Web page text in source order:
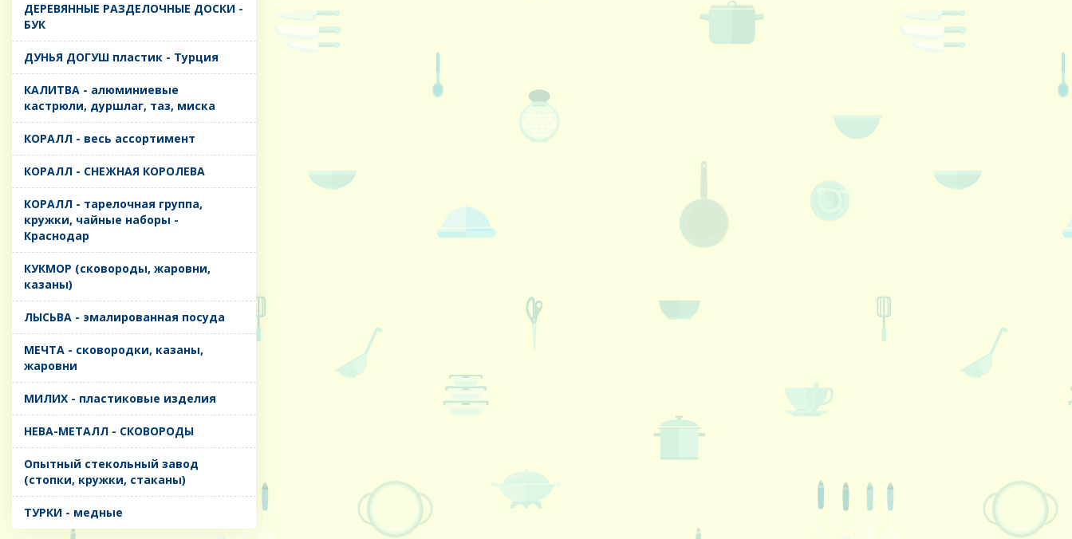
ДЕРЕВЯННЫЕ РАЗДЕЛОЧНЫЕ ДОСКИ -
БУК
ДУНЬЯ ДОГУШ пластик - Турция
КАЛИТВА - алюминиевые
кастрюли, дуршлаг, таз, миска
КОРАЛЛ - весь ассортимент
КОРАЛЛ - СНЕЖНАЯ КОРОЛЕВА
КОРАЛЛ - тарелочная группа,
кружки, чайные наборы -
Краснодар
КУКМОР (сковороды, жаровни,
казаны)
ЛЫСЬВА - эмалированная посуда
МЕЧТА - сковородки, казаны,
жаровни
МИЛИХ - пластиковые изделия
НЕВА-МЕТАЛЛ - СКОВОРОДЫ
Опытный стекольный завод
(стопки, кружки, стаканы)
ТУРКИ - медные